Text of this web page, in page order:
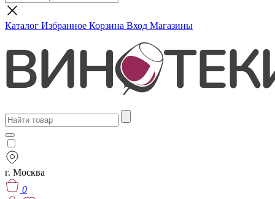
Каталог Избранное Корзина Вход Магазины
г. Москва
0